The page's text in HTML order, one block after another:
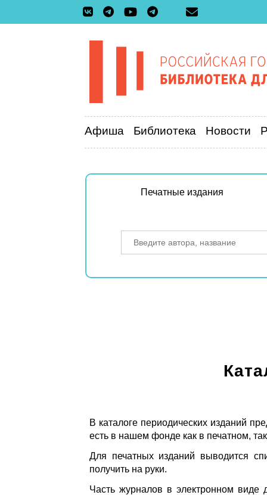
Афиша Библиотека Новости
Печатные издания
В каталоге периодических изданий
есть в нашем фонде как в печатном,
Для печатных изданий выводится
получить на руки.
Часть журналов в электронном виде